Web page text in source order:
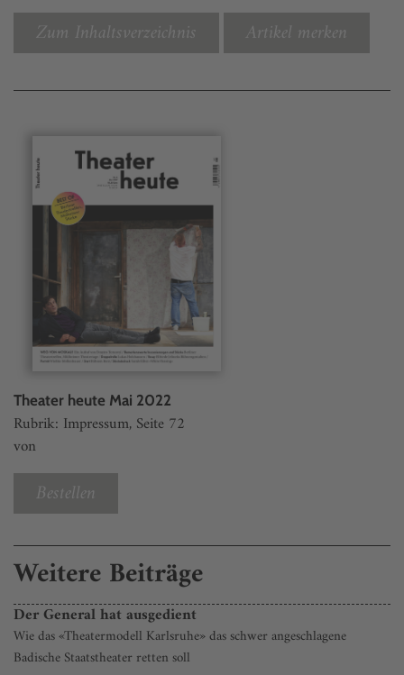
Zum Inhaltsverzeichnis Artikel merken
Theater heute Mai 2022
Rubrik: Impressum, Seite 72
von
Bestellen
Weitere Beiträge
Der General hat ausgedient
Wie das «Theatermodell Karlsruhe» das schwer angeschlagene
Badische Staatstheater retten soll